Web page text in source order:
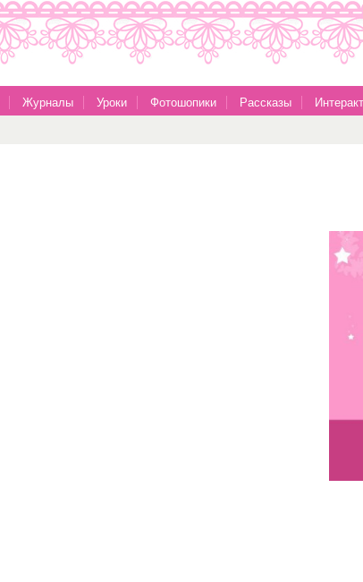
Журналы Уроки Фотошопики Рассказы